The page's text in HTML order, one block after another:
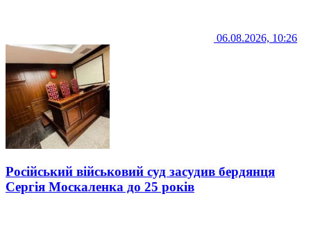
06.08.2026, 10:26
Російський військовий суд засудив бердянця
Сергія Москаленка до 25 років